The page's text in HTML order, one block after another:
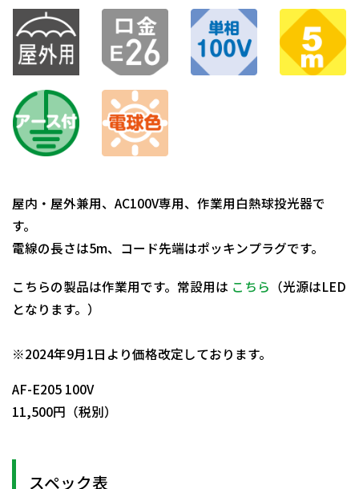
屋内・屋外兼用、AC100V専用、作業用白熱球投光器で
す。
電線の長さは5m、コード先端はポッキンプラグです。
こちらの製品は作業用です。常設用は こちら （光源はLED
となります。）
※2024年9月1日より価格改定しております。
AF-E205 100V
11,500円（税別）
スペック表